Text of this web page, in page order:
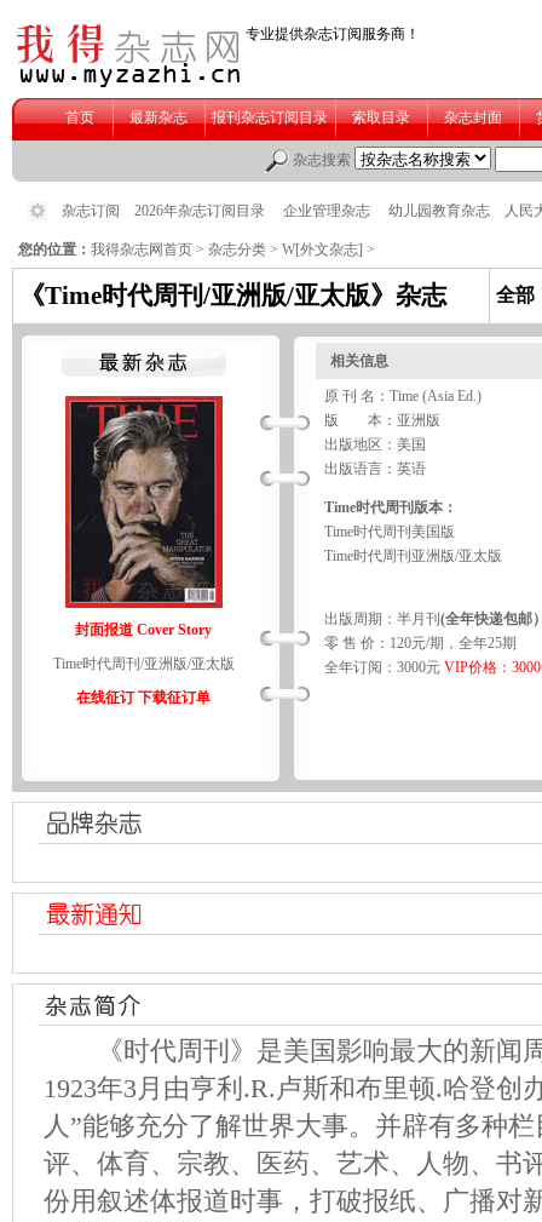
您的位置： 我得杂志网首页 > 杂志分类 > W[外文杂志] >
《Time时代周刊/亚洲版/亚太版》杂志 全
封面报道 Cover Story
Time时代周刊/亚洲版/亚太版
在线征订 下载征订单
相关信息
原 刊 名：Time (Asia Ed.)
版 本：亚洲版
出版地区：美国
出版语言：英语
Time时代周刊版本：
Time时代周刊美国版
Time时代周刊亚洲版/亚太版
出版周期：半月刊 (全年快递包邮
零 售 价：120元/期，全年25期
全年订阅：3000元 VIP价格：
《时代周刊》是美国影响最大的新闻
1923年3月由亨利.R.卢斯和布里顿.哈登创
人”能够充分了解世界大事。并辟有多种
评、体育、宗教、医药、艺术、人物、书
份用叙述体报道时事，打破报纸、广播对